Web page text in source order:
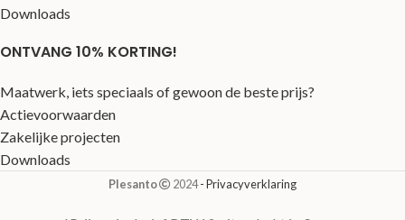
Downloads
ONTVANG 10% KORTING!
Maatwerk, iets speciaals of gewoon de beste prijs?
Actievoorwaarden
Zakelijke projecten
Downloads
Plesanto 2024- Privacyverklaring